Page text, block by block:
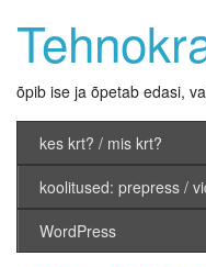
õpib ise ja õpetab edasi,
kes krt? / mis krt?
koolitused: prepress /
WordPress